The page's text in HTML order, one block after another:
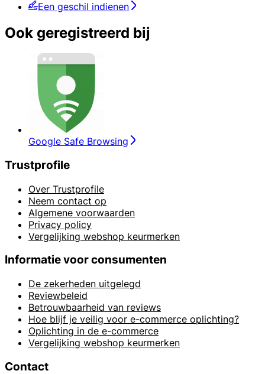
Een geschil indienen
Ook geregistreerd bij
Google Safe Browsing
Trustprofile
Over Trustprofile
Neem contact op
Algemene voorwaarden
Privacy policy
Vergelijking webshop keurmerken
Informatie voor consumenten
De zekerheden uitgelegd
Reviewbeleid
Betrouwbaarheid van reviews
Hoe blijf je veilig voor e-commerce oplichting?
Oplichting in de e-commerce
Vergelijking webshop keurmerken
Contact